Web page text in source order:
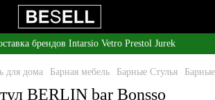
брендов Intarsio Vetro Prestol Jurek
для дома Барная мебель Барные Стулья
BERLIN bar Bonsso